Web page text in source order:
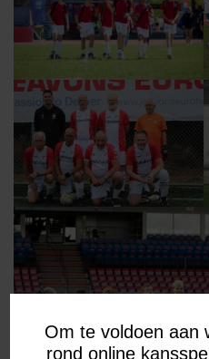
Om te voldoen aan
rond online